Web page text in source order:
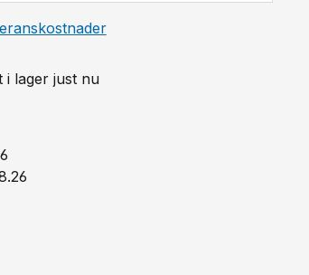
i lager just nu